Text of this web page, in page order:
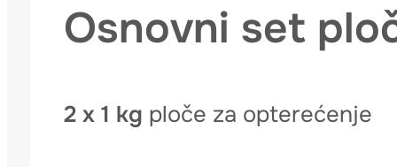
Osnovni set
2 x 1 kg ploče za opterećenje